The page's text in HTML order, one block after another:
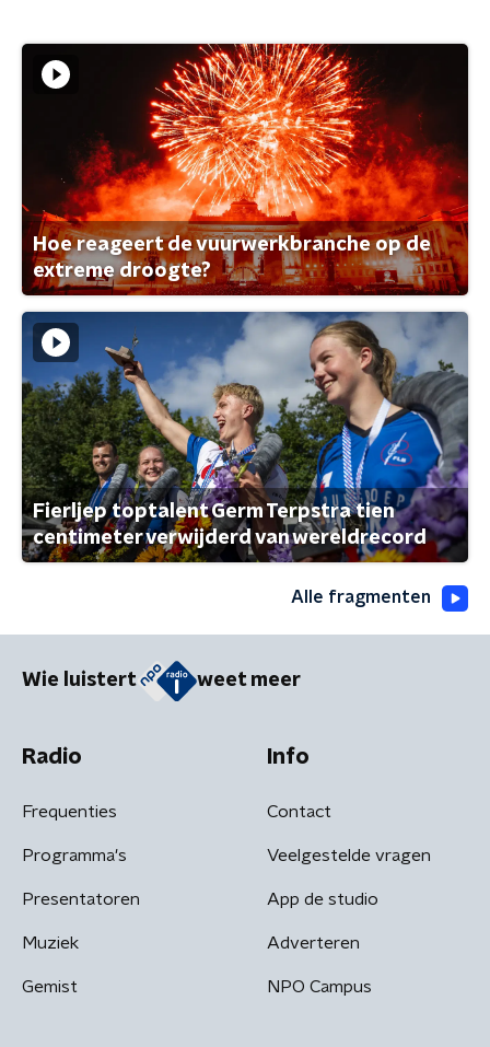
Hoe reageert de vuurwerkbranche op de
extreme droogte?
Fierljep toptalent Germ Terpstra tien
centimeter verwijderd van wereldrecord
Alle fragmenten
Wie luistert weet meer
Radio
Frequenties
Programma's
Presentatoren
Muziek
Gemist
Info
Contact
Veelgestelde vragen
App de studio
Adverteren
NPO Campus